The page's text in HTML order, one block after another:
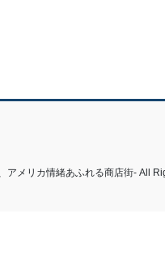
メリカ情緒あふれる商店街‐ All